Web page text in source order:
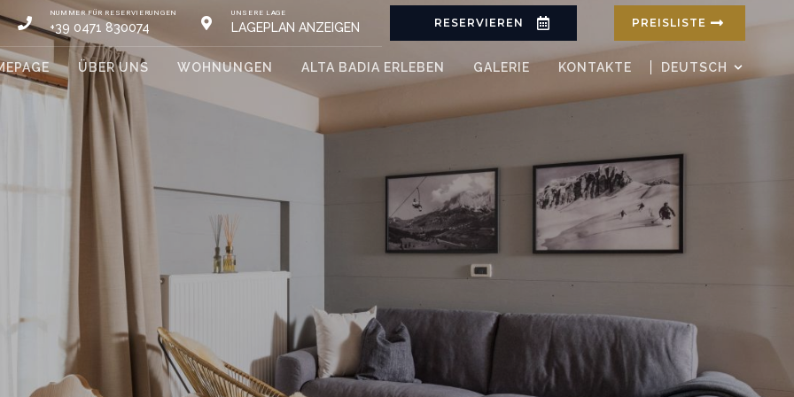
NUMMER FÜR RESERVIERUNGEN
+39 0471 830074
UNSERE LAGE
LAGEPLAN ANZEIGEN RESERVIEREN PREISLISTE
ÜBER UNS WOHNUNGEN ALTA BADIA ERLEBEN GALERIE KONTAKTE DEUTSCH